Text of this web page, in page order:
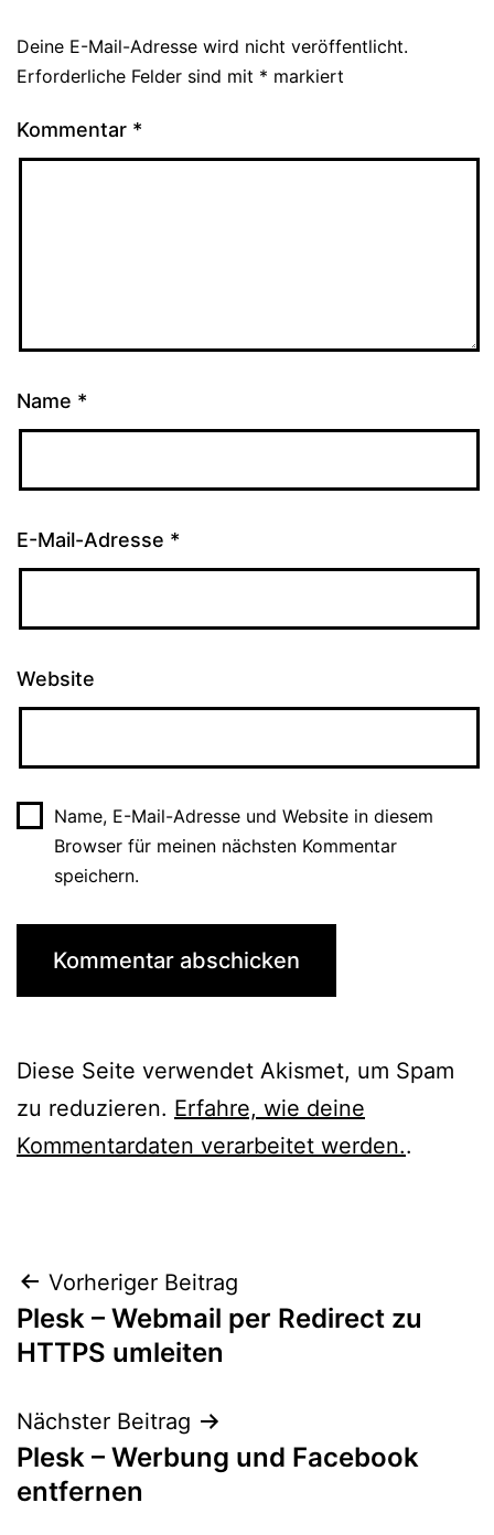
Deine E-Mail-Adresse wird nicht veröffentlicht.
Erforderliche Felder sind mit * markiert
Kommentar *
Name *
E-Mail-Adresse *
Website
Name, E-Mail-Adresse und Website in diesem
Browser für meinen nächsten Kommentar
speichern.
Diese Seite verwendet Akismet, um Spam
zu reduzieren. Erfahre, wie deine
Kommentardaten verarbeitet werden..
Beitragsnavigation
Vorheriger Beitrag
Plesk – Webmail per Redirect zu
HTTPS umleiten
Nächster Beitrag
Plesk – Werbung und Facebook
entfernen